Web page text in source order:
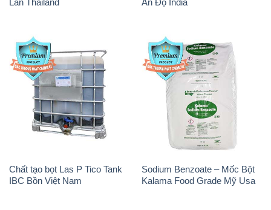
Lan Thailand
Ấn Độ India
Chất tạo bọt Las P Tico Tank
IBC Bồn Việt Nam
Sodium Benzoate – Mốc Bột
Kalama Food Grade Mỹ Usa